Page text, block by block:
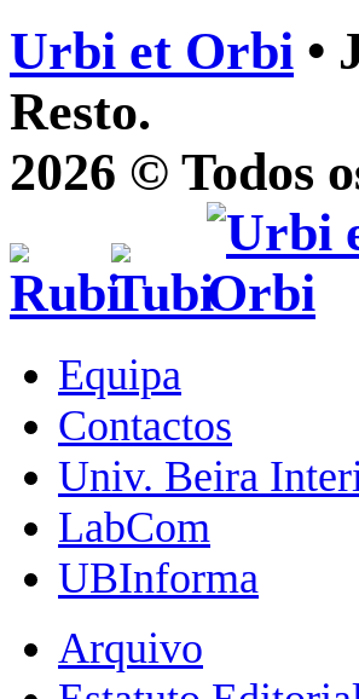
Urbi et Orbi •
Resto.
2026 © Todos
Equipa
Contactos
Univ. Beira
LabCom
UBInforma
Arquivo